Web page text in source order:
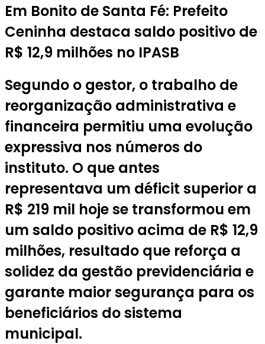
Em Bonito de Santa Fé: Prefeito
Ceninha destaca saldo positivo de
R$ 12,9 milhões no IPASB
Segundo o gestor, o trabalho de
reorganização administrativa e
financeira permitiu uma evolução
expressiva nos números do
instituto. O que antes
representava um déficit superior a
R$ 219 mil hoje se transformou em
um saldo positivo acima de R$ 12,9
milhões, resultado que reforça a
solidez da gestão previdenciária e
garante maior segurança para os
beneficiários do sistema
municipal.